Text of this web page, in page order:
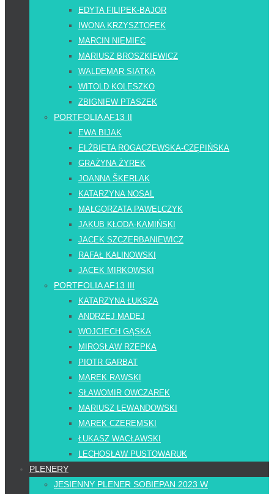
EDYTA FILIPEK-BAJOR
IWONA KRZYSZTOFEK
MARCIN NIEMIEC
MARIUSZ BROSZKIEWICZ
WALDEMAR SIATKA
WITOLD KOLESZKO
ZBIGNIEW PTASZEK
PORTFOLIA AF13 II
EWA BIJAK
ELŻBIETA ROGACZEWSKA-CZĘPIŃSKA
GRAŻYNA ŻYREK
JOANNA ŠKERLAK
KATARZYNA NOSAL
MAŁGORZATA PAWELCZYK
JAKUB KŁODA-KAMIŃSKI
JACEK SZCZERBANIEWICZ
RAFAŁ KALINOWSKI
JACEK MIRKOWSKI
PORTFOLIA AF13 III
KATARZYNA ŁUKSZA
ANDRZEJ MADEJ
WOJCIECH GĄSKA
MIROSŁAW RZEPKA
PIOTR GARBAT
MAREK RAWSKI
SŁAWOMIR OWCZAREK
MARIUSZ LEWANDOWSKI
MAREK CZEREMSKI
ŁUKASZ WACŁAWSKI
LECHOSŁAW PUSTOWARUK
PLENERY
JESIENNY PLENER SOBIEPAN 2023 W